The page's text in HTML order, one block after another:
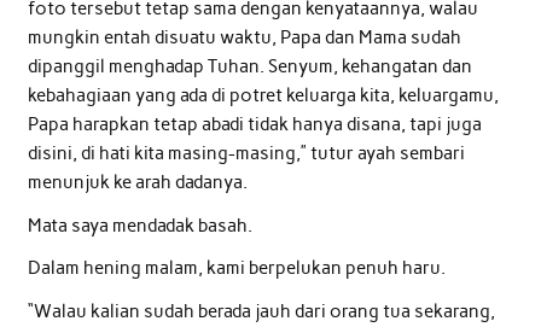
foto tersebut tetap sama dengan kenyataannya, walau
mungkin entah disuatu waktu, Papa dan Mama sudah
dipanggil menghadap Tuhan. Senyum, kehangatan dan
kebahagiaan yang ada di potret keluarga kita, keluargamu,
Papa harapkan tetap abadi tidak hanya disana, tapi juga
disini, di hati kita masing-masing,” tutur ayah sembari
menunjuk ke arah dadanya.
Mata saya mendadak basah.
Dalam hening malam, kami berpelukan penuh haru.
“Walau kalian sudah berada jauh dari orang tua sekarang,